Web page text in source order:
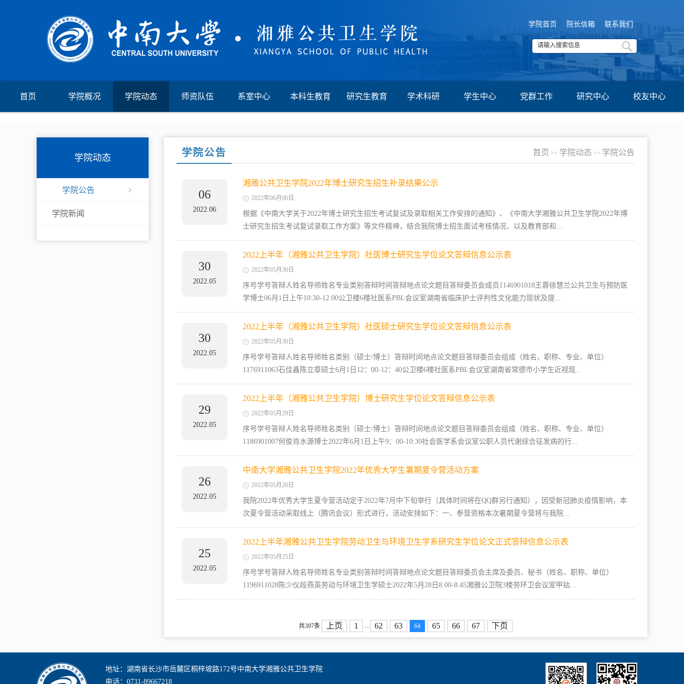
学院首页 院长信箱 联系我们
首页 学院概况 学院动态 师资队伍 系室中心 本科生教育 研究生教育 学术科研 学生中心 党群工作 研究中心 校友中心
学院动态
学院公告
学院新闻
学院公告 首页 >> 学院动态 >> 学院公告
06
2022.06
湘雅公共卫生学院2022年博士研究生招生补录结果公示
2022年06月06日
根据《中南大学关于2022年博士研究生招生考试复试及录取相关工作安排的通知》、《中南大学湘雅公共卫生学院2022年博
士研究生招生考试复试录取工作方案》等文件精神，结合我院博士招生面试考核情况、以及教育部和...
30
2022.05
2022上半年（湘雅公共卫生学院）社医博士研究生学位论文答辩信息公示表
2022年05月30日
序号学号答辩人姓名导师姓名专业类别答辩时间答辩地点论文题目答辩委员会成员1146901018王蓉徐慧兰公共卫生与预防医
学博士06月1日上午10:30-12:00公卫楼6楼社医系PBL会议室湖南省临床护士评判性文化能力现状及提...
30
2022.05
2022上半年（湘雅公共卫生学院）社医硕士研究生学位论文答辩信息公示表
2022年05月30日
序号学号答辩人姓名导师姓名类别（硕士/博士）答辩时间地点论文题目答辩委员会组成（姓名、职称、专业、单位）
1176911063石佳鑫陈立章硕士6月1日12：00-12：40公卫楼6楼社医系PBL会议室湖南省常德市小学生近视现...
29
2022.05
2022上半年（湘雅公共卫生学院）博士研究生学位论文答辩信息公示表
2022年05月29日
序号学号答辩人姓名导师姓名类别（硕士/博士）答辩时间地点论文题目答辩委员会组成（姓名、职称、专业、单位）
1186901007何俊肖水源博士2022年6月1日上午9：00-10:30社会医学系会议室公职人员代谢综合征发病的行...
26
2022.05
中南大学湘雅公共卫生学院2022年优秀大学生暑期夏令营活动方案
2022年05月26日
我院2022年优秀大学生夏令营活动定于2022年7月中下旬举行（具体时间将在QQ群另行通知），因受新冠肺炎疫情影响，本
次夏令营活动采取线上（腾讯会议）形式进行，活动安排如下：一、参营资格本次暑期夏令营将与我院...
25
2022.05
2022上半年湘雅公共卫生学院劳动卫生与环境卫生学系研究生学位论文正式答辩信息公示表
2022年05月25日
序号学号答辩人姓名导师姓名专业类别答辩时间答辩地点论文题目答辩委员会主席及委员、秘书（姓名、职称、单位）
1196911028陈少仪段燕英劳动与环境卫生学硕士2022年5月28日8:00-8:45湘雅公卫院3楼劳环卫会议室甲钴...
共397条 上页 1 62 63 64 65 66 67 下页
地址：湖南省长沙市岳麓区桐梓坡路172号中南大学湘雅公共卫生学院
电话：0731-89667218